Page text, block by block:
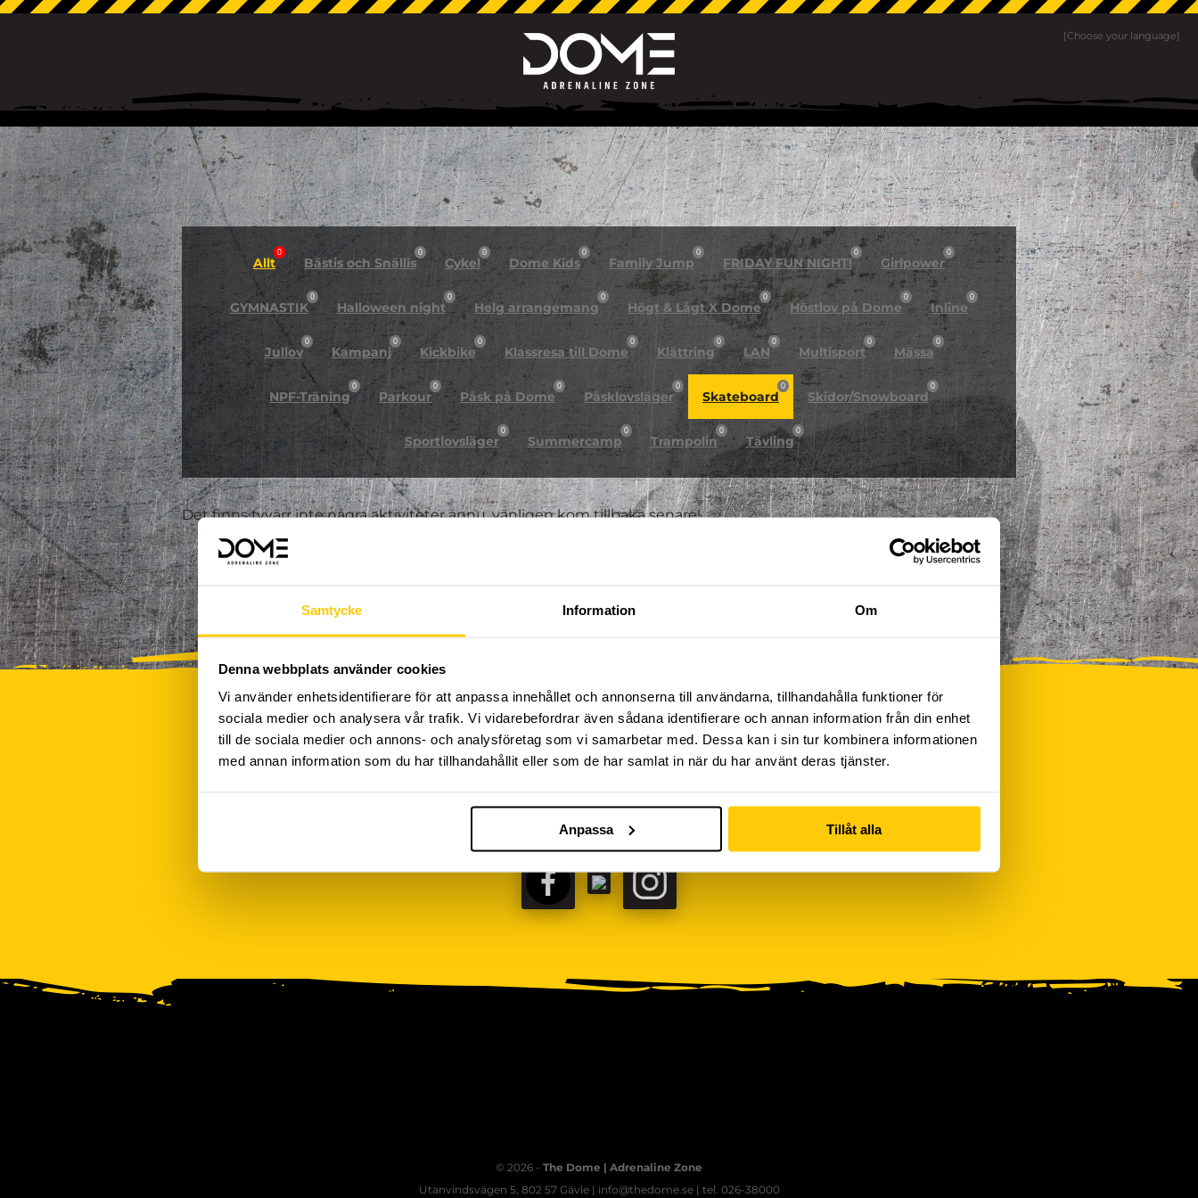
Samtycke Information Om
Denna webbplats använder cookies
Vi använder enhetsidentifierare för att anpassa innehållet och annonserna till användarna, tillhandahålla funktioner för
sociala medier och analysera vår trafik. Vi vidarebefordrar även sådana identifierare och annan information från din enhet
till de sociala medier och annons- och analysföretag som vi samarbetar med. Dessa kan i sin tur kombinera informationen
med annan information som du har tillhandahållit eller som de har samlat in när du har använt deras tjänster.
Anpassa Tillåt alla
[Choose your language]
Allt
0
Bästis och Snällis
0
Cykel
0
Dome Kids
0
Family Jump
0
FRIDAY FUN NIGHT!
0
Girlpower
0
GYMNASTIK
0
Halloween night
0
Helg arrangemang
0
Högt & Lågt X Dome
0
Höstlov på Dome
0
Inline
0
Jullov
0
Kampanj
0
Kickbike
0
Klassresa till Dome
0
Klättring
0
LAN
0
Multisport
0
Mässa
0
NPF-Träning
0
Parkour
0
Påsk på Dome
0
Påsklovsläger
0
Skateboard
0
Skidor/Snowboard
0
Sportlovsläger
0
Summercamp
0
Trampolin
0
Tävling
0
Det finns tyvärr inte några aktiviteter ännu, vänligen kom tillbaka senare!
FÖLJ OSS PÅ SOCIALA MEDIER
FACEBOOKTIKTOK
© 2026 - The Dome | Adrenaline Zone
Utanvindsvägen 5, 802 57 Gävle | info@thedome.se | tel. 026-38000